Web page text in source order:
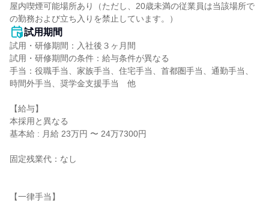
屋内喫煙可能場所あり（ただし、20歳未満の従業員は当該場所で
の勤務および立ち入りを禁止しています。）
試用期間
試用・研修期間：入社後３ヶ月間
試用・研修期間の条件：給与条件が異なる
手当：役職手当、家族手当、住宅手当、首都圏手当、通勤手当、
時間外手当、奨学金支援手当　他
【給与】
本採用と異なる
基本給 : 月給 23万円 〜 24万7300円
固定残業代：なし
【一律手当】